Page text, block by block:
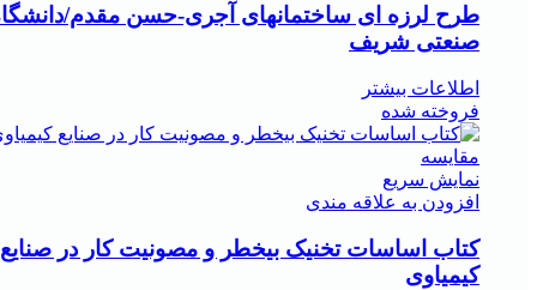
طرح لرزه ای ساختمانهای آجری-حسن مقدم/
صنعتی شریف
اطلاعات بیشتر
فروخته شده
مقايسه
نمایش سریع
افزودن به علاقه مندی
کتاب اساسات تخنیک بیخطر و مصونیت کار در صنایع
کیمیاوی